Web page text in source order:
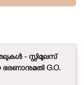
- സ്റ്റിമുലസ്
G.O.